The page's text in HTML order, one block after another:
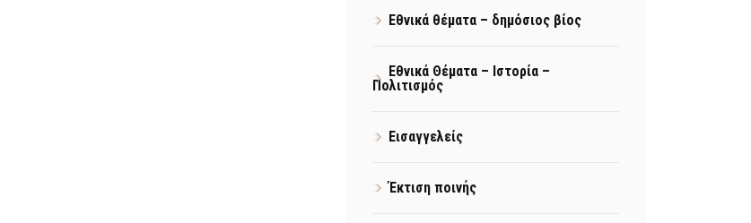
Εθνικά θέματα – δημόσιος βίος
Εθνικά Θέματα – Ιστορία –
Πολιτισμός
Εισαγγελείς
Έκτιση ποινής